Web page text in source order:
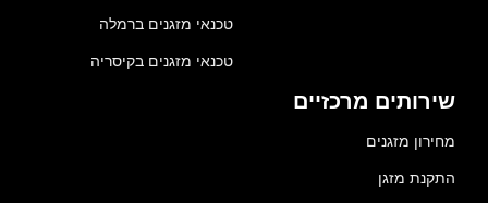
טכנאי מזגנים ברמלה
טכנאי מזגנים בקיסריה
שירותים מרכזיים
מחירון מזגנים
התקנת מזגן